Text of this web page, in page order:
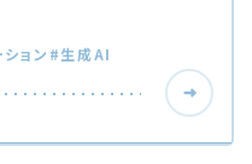
ョン #生成AI